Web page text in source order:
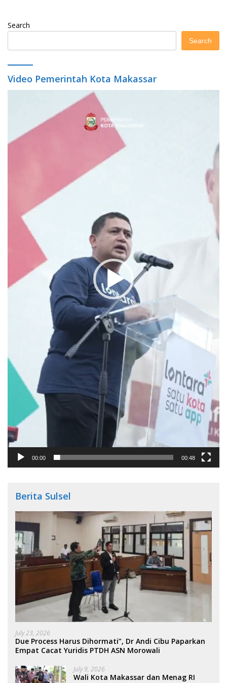
Search
Search
Video Pemerintah Kota Makassar
00:00 00:48
Berita Sulsel
July 23, 2026
Due Process Harus Dihormati”, Dr Andi Cibu Paparkan
Empat Cacat Yuridis PTDH ASN Morowali
July 9, 2026
Wali Kota Makassar dan Menag RI